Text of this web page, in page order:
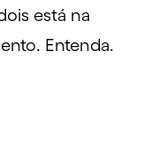
está na
Entenda.